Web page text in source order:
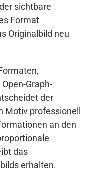
sichtbare
Format
Originalbild neu
Graph-
der
Motiv professionell
an den
das
erhalten.